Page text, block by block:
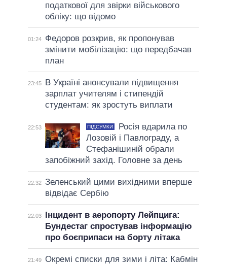
податкової для звірки військового
обліку: що відомо
01:24
Федоров розкрив, як пропонував
змінити мобілізацію: що передбачав
план
23:45
В Україні анонсували підвищення
зарплат учителям і стипендій
студентам: як зростуть виплати
22:53 ПІДСУМКИ
Росія вдарила по
Лозовій і Павлограду, а
Стефанішиній обрали
запобіжний захід. Головне за день
22:32 Зеленський цими вихідними вперше
відвідає Сербію
22:03
Інцидент в аеропорту Лейпцига:
Бундестаг спростував інформацію
про боєприпаси на борту літака
21:49 Окремі списки для зими і літа: Кабмін